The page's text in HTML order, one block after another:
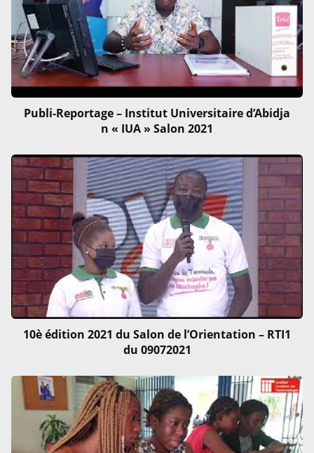
Publi-Reportage – Institut Universitaire d’Abidja
n « IUA » Salon 2021
10è édition 2021 du Salon de l’Orientation – RTI1
du 09072021